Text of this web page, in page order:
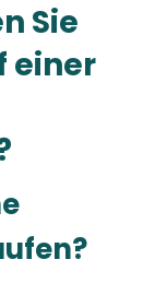
Sie
einer